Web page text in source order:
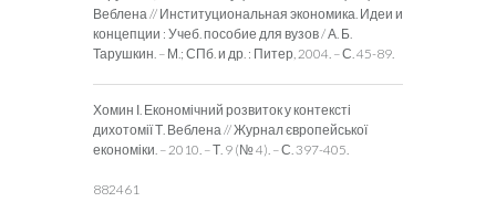
Веблена // Институциональная экономика. Идеи и
концепции : Учеб. пособие для вузов / А. Б.
Тарушкин. – М.; СПб. и др. : Питер, 2004. – С. 45-89.
Хомин І. Економічний розвиток у контексті
дихотомії Т. Веблена // Журнал європейської
економіки. – 2010. – Т. 9 (№ 4). – С. 397-405.
882461